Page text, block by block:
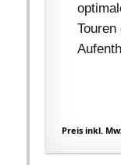
Preis inkl.